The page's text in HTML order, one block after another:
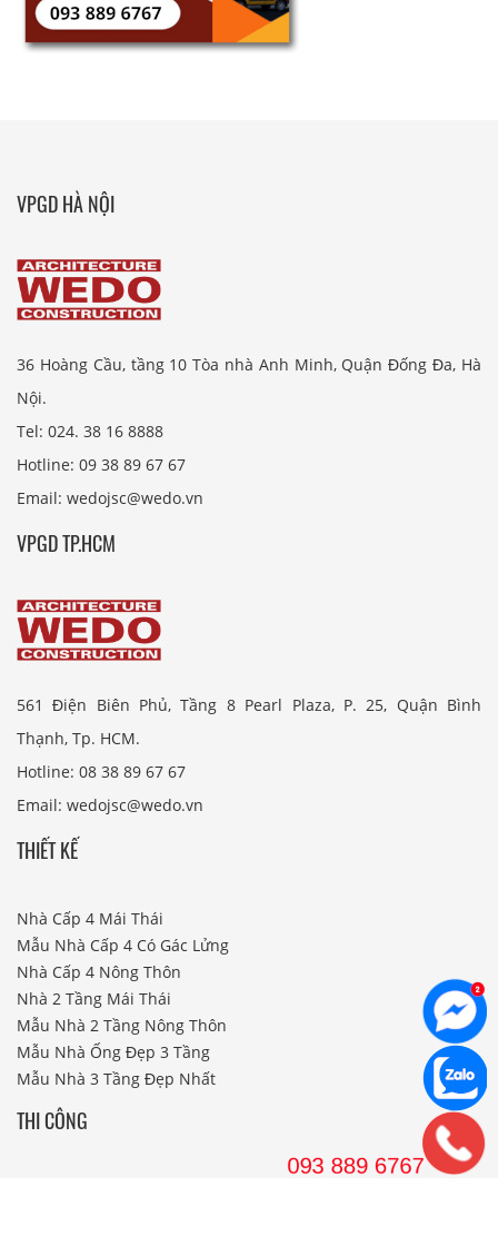
VPGD HÀ NỘI
36 Hoàng Cầu, tầng 10 Tòa nhà Anh Minh, Quận Đống Đa, Hà
Nội.
Tel: 024. 38 16 8888
Hotline: 09 38 89 67 67
Email: wedojsc@wedo.vn
VPGD TP.HCM
561 Điện Biên Phủ, Tầng 8 Pearl Plaza, P. 25, Quận Bình
Thạnh, Tp. HCM.
Hotline: 08 38 89 67 67
Email: wedojsc@wedo.vn
THIẾT KẾ
Nhà Cấp 4 Mái Thái
Mẫu Nhà Cấp 4 Có Gác Lửng
Nhà Cấp 4 Nông Thôn
Nhà 2 Tầng Mái Thái
Mẫu Nhà 2 Tầng Nông Thôn
Mẫu Nhà Ống Đẹp 3 Tầng
Mẫu Nhà 3 Tầng Đẹp Nhất
THI CÔNG